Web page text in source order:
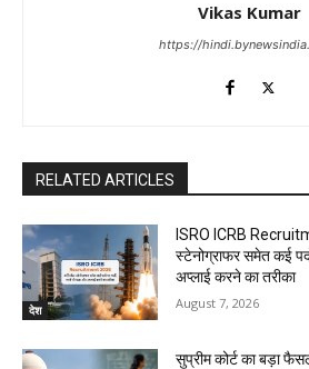
Vikas Kumar
https://
RELATED ARTICLES
देश
ISRO ICRB
स्टेनोग्राफर समेत कई
अप्लाई करने का तरीका
August 7, 2026
सुप्रीम कोर्ट का बड़ा